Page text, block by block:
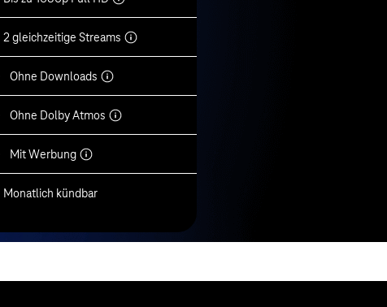
2 gleichzeitige Streams
Ohne Downloads
Ohne Dolby Atmos
Mit Werbung
Monatlich kündbar